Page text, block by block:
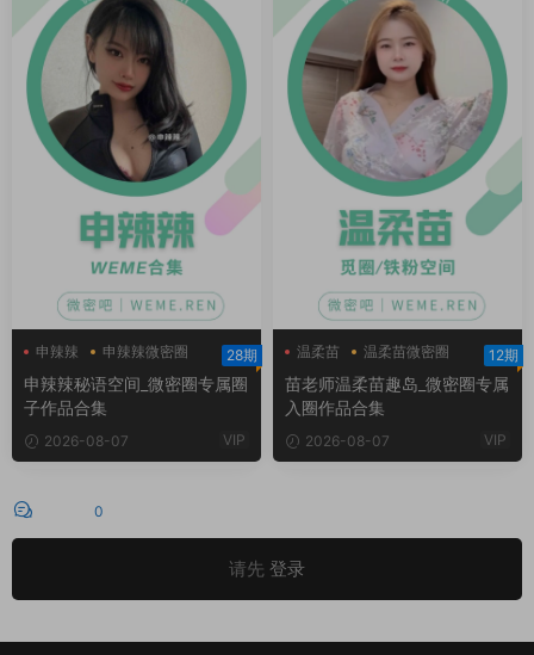
申辣辣
申辣辣微密圈
申辣辣秘语空间
28期
申辣辣秘语空间_微密圈专属圈
子作品合集
2026-08-07 VIP
温柔苗
温柔苗微密圈
温柔苗趣岛
12期
苗老师温柔苗趣岛_微密圈专属
入圈作品合集
2026-08-07 VIP
0
请先 登录